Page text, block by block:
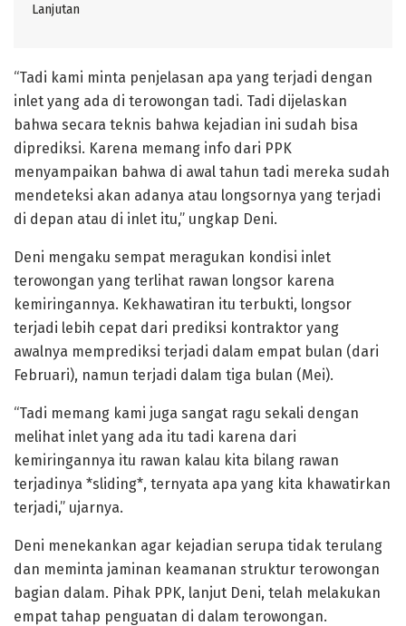
Lanjutan
“Tadi kami minta penjelasan apa yang terjadi dengan
inlet yang ada di terowongan tadi. Tadi dijelaskan
bahwa secara teknis bahwa kejadian ini sudah bisa
diprediksi. Karena memang info dari PPK
menyampaikan bahwa di awal tahun tadi mereka sudah
mendeteksi akan adanya atau longsornya yang terjadi
di depan atau di inlet itu,” ungkap Deni.
Deni mengaku sempat meragukan kondisi inlet
terowongan yang terlihat rawan longsor karena
kemiringannya. Kekhawatiran itu terbukti, longsor
terjadi lebih cepat dari prediksi kontraktor yang
awalnya memprediksi terjadi dalam empat bulan (dari
Februari), namun terjadi dalam tiga bulan (Mei).
“Tadi memang kami juga sangat ragu sekali dengan
melihat inlet yang ada itu tadi karena dari
kemiringannya itu rawan kalau kita bilang rawan
terjadinya *sliding*, ternyata apa yang kita khawatirkan
terjadi,” ujarnya.
Deni menekankan agar kejadian serupa tidak terulang
dan meminta jaminan keamanan struktur terowongan
bagian dalam. Pihak PPK, lanjut Deni, telah melakukan
empat tahap penguatan di dalam terowongan.